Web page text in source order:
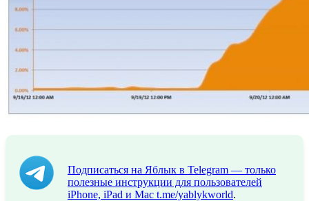
Подписаться на Яблык в Telegram — только
полезные инструкции для пользователей
iPhone, iPad и Mac t.me/yablykworld.